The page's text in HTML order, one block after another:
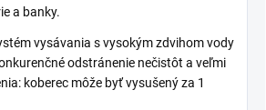
a banky.
vysávania s vysokým zdvihom vody
odstránenie nečistôt a veľmi
koberec môže byť vysušený za 1